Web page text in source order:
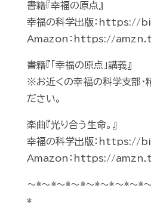
書籍『幸福の原点』
幸福の科学出版：
Amazon：https://
書籍『「幸福の原点」講義』
※お近くの幸福の科学支部・
ださい。
楽曲『光り合う生命。』
幸福の科学出版：
Amazon：https://
～*～*～*～*～*～*～*～*
*